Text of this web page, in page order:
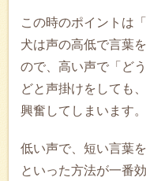
この時のポイントは
犬は声の高低で言葉
ので、高い声で「ど
どと声掛けをしても
興奮してしまいます。
低い声で、短い言葉
といった方法が一番